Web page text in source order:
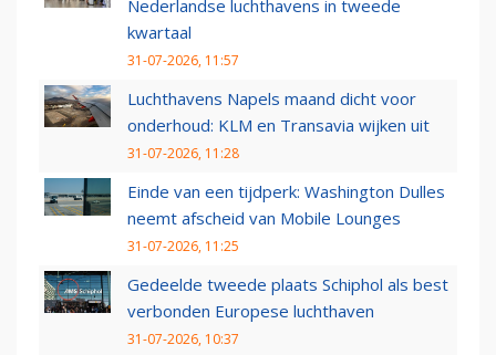
Nederlandse luchthavens in tweede
kwartaal
31-07-2026, 11:57
Luchthavens Napels maand dicht voor
onderhoud: KLM en Transavia wijken uit
31-07-2026, 11:28
Einde van een tijdperk: Washington Dulles
neemt afscheid van Mobile Lounges
31-07-2026, 11:25
Gedeelde tweede plaats Schiphol als best
verbonden Europese luchthaven
31-07-2026, 10:37